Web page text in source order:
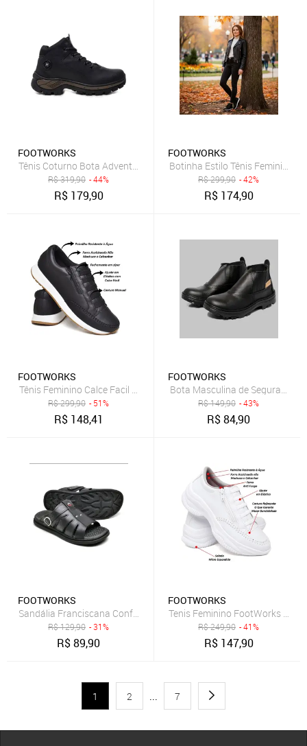
FOOTWORKS
Tênis Coturno Bota Adventure Masculino 192 Preto
R$319,90 - 44%
R$ 179,90
FOOTWORKS
R$299,90 - 42%
R$ 174,90
FOOTWORKS
Tênis Feminino Calce Facil Estilo Jogger 112 Preto
R$299,90 - 51%
R$ 148,41
FOOTWORKS
Bota Masculina de Segurança
R$149,90 - 43%
R$84,90
FOOTWORKS
Sandália Franciscana Confortavel Chinelo Masculino Couro
R$129,90 - 31%
R$89,90
FOOTWORKS
Tenis Feminino FootWorks
R$249,90 - 41%
R$ 147,90
1 2 ... 7